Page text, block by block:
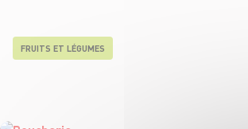
FRUITS ET LÉGUMES